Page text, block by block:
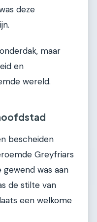
deze
maar
en
wereld.
bescheiden
Greyfriars
gewend was aan
de stilte van
een welkome